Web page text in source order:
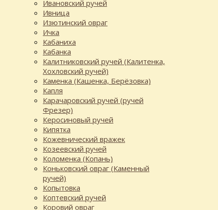
Ивановский ручей
Ивница
Изютинский овраг
Ичка
Кабаниха
Кабанка
Калитниковский ручей (Калитенка,
Хохловский ручей)
Каменка (Кашенка, Берёзовка)
Капля
Карачаровский ручей (ручей
Фрезер)
Керосиновый ручей
Кипятка
Кожевнический вражек
Козеевский ручей
Коломенка (Копань)
Коньковский овраг (Каменный
ручей)
Копытовка
Коптевский ручей
Коровий овраг